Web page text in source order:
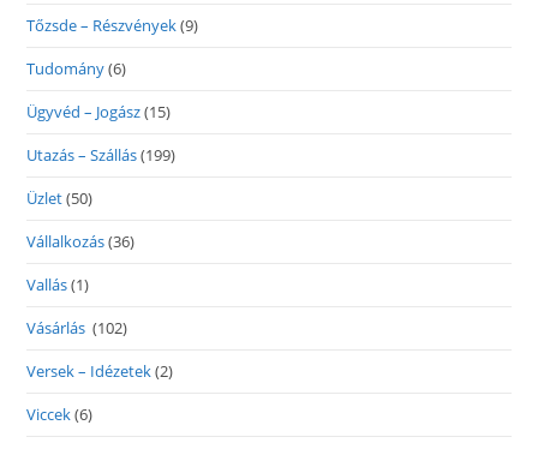
Tőzsde – Részvények(9)
Tudomány(6)
Ügyvéd – Jogász(15)
Utazás – Szállás(199)
Üzlet(50)
Vállalkozás(36)
Vallás(1)
Vásárlás (102)
Versek – Idézetek(2)
Viccek(6)